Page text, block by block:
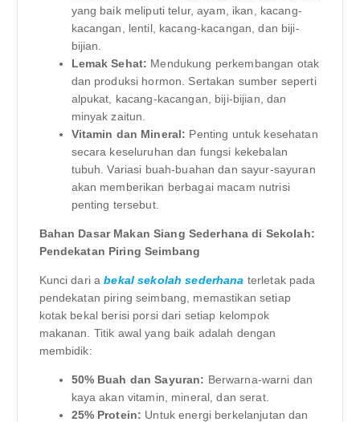
yang baik meliputi telur, ayam, ikan, kacang-
kacangan, lentil, kacang-kacangan, dan biji-
bijian.
Lemak Sehat: Mendukung perkembangan otak
dan produksi hormon. Sertakan sumber seperti
alpukat, kacang-kacangan, biji-bijian, dan
minyak zaitun.
Vitamin dan Mineral: Penting untuk kesehatan
secara keseluruhan dan fungsi kekebalan
tubuh. Variasi buah-buahan dan sayur-sayuran
akan memberikan berbagai macam nutrisi
penting tersebut.
Bahan Dasar Makan Siang Sederhana di Sekolah:
Pendekatan Piring Seimbang
Kunci dari abekal sekolah sederhana terletak pada
pendekatan piring seimbang, memastikan setiap
kotak bekal berisi porsi dari setiap kelompok
makanan. Titik awal yang baik adalah dengan
membidik:
50% Buah dan Sayuran: Berwarna-warni dan
kaya akan vitamin, mineral, dan serat.
25% Protein: Untuk energi berkelanjutan dan